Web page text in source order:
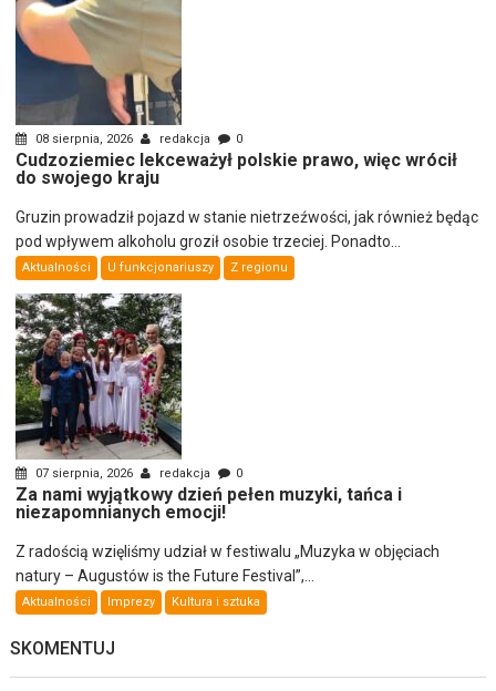
08 sierpnia, 2026 redakcja 0
Cudzoziemiec lekceważył polskie prawo, więc wrócił
do swojego kraju
Gruzin prowadził pojazd w stanie nietrzeźwości, jak również będąc
pod wpływem alkoholu groził osobie trzeciej. Ponadto...
Aktualności U funkcjonariuszy Z regionu
07 sierpnia, 2026 redakcja 0
Za nami wyjątkowy dzień pełen muzyki, tańca i
niezapomnianych emocji!
Z radością wzięliśmy udział w festiwalu „Muzyka w objęciach
natury – Augustów is the Future Festival”,...
Aktualności Imprezy Kultura i sztuka
SKOMENTUJ